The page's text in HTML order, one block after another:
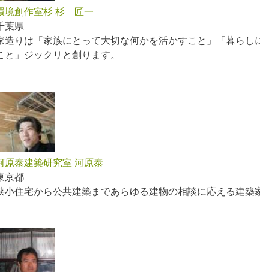
境創作室杉 杉 匠一
葉県
造りは「家族にとって大切な何かを活かすこと」「暮らし
と」ジックリと創ります。
原泰建築研究室 河原泰
京都
小住宅から公共建築まであらゆる建物の相談に応える建築